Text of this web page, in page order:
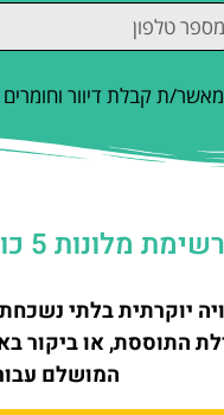
מאשר/ת קבלת דיוור וחומרים
יוקרתית בלתי
התוססת, או ביקור
המושלם